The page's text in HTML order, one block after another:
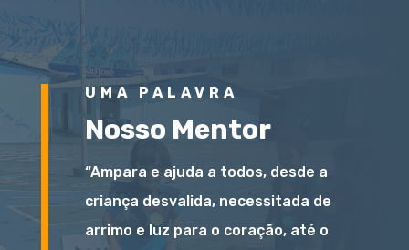
UMA PALAVRA
Nosso Mentor
“Ampara e ajuda a todos, desde a
criança desvalida, necessitada de
arrimo e luz para o coração, até o